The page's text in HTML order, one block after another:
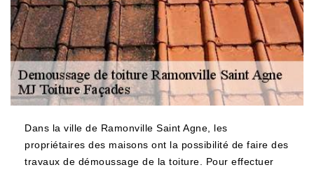
Dans la ville de Ramonville Saint Agne, les
propriétaires des maisons ont la possibilité de faire des
travaux de démoussage de la toiture. Pour effectuer